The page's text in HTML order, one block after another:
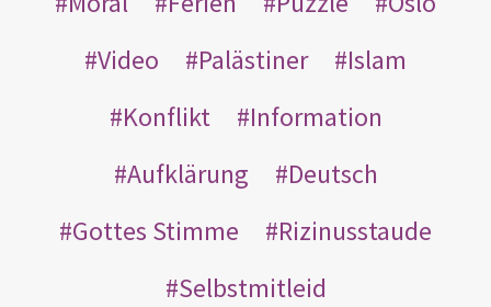
Video
Palästiner
Islam
Konflikt
Information
Aufklärung
Deutsch
Gottes Stimme
Rizinusstaude
Selbstmitleid